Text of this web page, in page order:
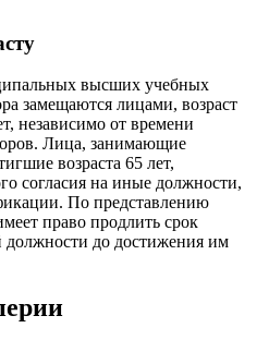
высших учебных
замещаются лицами, возраст
независимо от времени
Лица, занимающие
возраста 65 лет,
согласия на иные должности,
По представлению
право продлить срок
должности до достижения им